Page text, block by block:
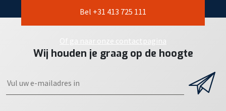
Bel +31 413 725 111
Of ga naar onze contactpagina
Wij houden je graag op de hoogte